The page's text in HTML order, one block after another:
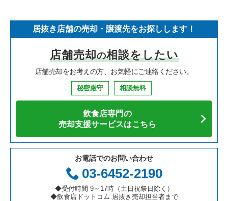
寿司の居抜き売却物件の案件一覧
焼肉の居抜き売却物件の案件一覧
鉄板焼き・お好み焼の居抜き売却物件の案件一覧
カフェの居抜き売却物件の案件一覧
テイクアウトの居抜き売却物件の案件一覧
お弁当・惣菜・デリの居抜き売却物件の案件一覧
カラオケ・パブ・スナックの居抜き売却物件の案件一覧
神奈川県の飲食店の居抜き売却物件の案件一覧
大阪府の飲食店の居抜き売却物件の案件一覧
兵庫県の飲食店の居抜き売却物件の案件一覧
愛知県の飲食店の居抜き売却物件の案件一覧
岐阜県の飲食店の居抜き売却物件の案件一覧
三重県の飲食店の居抜き売却物件の案件一覧
新宿区の飲食店の居抜き売却物件の案件一覧
葛飾区の飲食店の居抜き売却物件の案件一覧
中央区の飲食店の居抜き売却物件の案件一覧
千代田区の飲食店の居抜き売却物件の案件一覧
港区の飲食店の居抜き売却物件の案件一覧
足立区の飲食店の居抜き売却物件の案件一覧
板橋区の飲食店の居抜き売却物件の案件一覧
東京23区のイタリア料理の居抜き売却物件の案件一覧
東京23区の中華の居抜き売却物件の案件一覧
東京23区のそば・うどんの居抜き売却物件の案件一覧
東京23区の焼肉の居抜き売却物件の案件一覧
東京23区の鉄板焼き・お好み焼の居抜き売却物件の案件一覧
東京23区のアジア料理の居抜き売却物件の案件一覧
東京23区のカフェの居抜き売却物件の案件一覧
板橋区のフランス料理の居抜き売却物件の案件一覧
板橋区のイタリア料理の居抜き売却物件の案件一覧
板橋区の中華の居抜き売却物件の案件一覧
板橋区の焼肉の居抜き売却物件の案件一覧
板橋区のアジア料理の居抜き売却物件の案件一覧
板橋区のカフェの居抜き売却物件の案件一覧
板橋区のカラオケ・パブ・スナックの居抜き売却物件の案件一
居抜き店舗の売却・譲渡先をお探しします！
店舗売却の相談をしたい
店舗売却をお考えの方、お気軽にご連絡ください。
秘密厳守 相談無料
飲食店専門の
売却支援サービスはこちら
お電話でのお問い合わせ
03-6452-2190
◆受付時間 9～17時（土日祝祭日除く）
◆飲食店ドットコム 居抜き売却担当者まで